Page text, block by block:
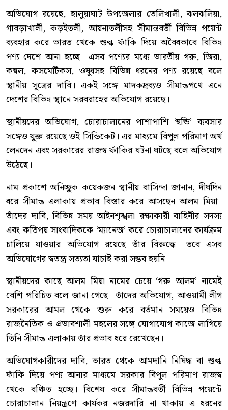
অভিযোগ রয়েছে, হালুয়াঘাট উপজেলার তেলিখালী, ঝলঝলিয়া,
গাবড়াখালী, কড়ইতলী, আয়নাতলীসহ সীমান্তবর্তী বিভিন্ন পয়েন্ট
ব্যবহার করে ভারত থেকে শুল্ক ফাঁকি দিয়ে অবৈধভাবে বিভিন্ন
পণ্য দেশে আনা হচ্ছে। এসব পণ্যের মধ্যে ভারতীয় গরু, জিরা,
কম্বল, কসমেটিকস, ওষুধসহ বিভিন্ন ধরনের পণ্য রয়েছে বলে
স্থানীয় সূত্রের দাবি। একই সঙ্গে মাদকদ্রব্যও সীমান্তপথে এনে
দেশের বিভিন্ন স্থানে সরবরাহের অভিযোগ রয়েছে।
স্থানীয়দের অভিযোগ, চোরাচালানের পাশাপাশি ‘হুন্ডি’ ব্যবসার
সঙ্গেও যুক্ত রয়েছে ওই সিন্ডিকেট। এর মাধ্যমে বিপুল পরিমাণ অর্থ
লেনদেন এবং সরকারের রাজস্ব ফাঁকির ঘটনা ঘটছে বলে অভিযোগ
উঠেছে।
নাম প্রকাশে অনিচ্ছুক কয়েকজন স্থানীয় বাসিন্দা জানান, দীর্ঘদিন
ধরে সীমান্ত এলাকায় প্রভাব বিস্তার করে আসছেন আলম মিয়া।
তাঁদের দাবি, বিভিন্ন সময় আইনশৃঙ্খলা রক্ষাকারী বাহিনীর সদস্য
এবং কতিপয় সাংবাদিককে ‘ম্যানেজ’ করে চোরাচালানের কার্যক্রম
চালিয়ে যাওয়ার অভিযোগ রয়েছে তাঁর বিরুদ্ধে। তবে এসব
অভিযোগের স্বতন্ত্র সত্যতা যাচাই করা সম্ভব হয়নি।
স্থানীয়দের কাছে আলম মিয়া নামের চেয়ে ‘গরু আলম’ নামেই
বেশি পরিচিত বলে জানা গেছে। তাঁদের অভিযোগ, আওয়ামী লীগ
সরকারের আমল থেকে শুরু করে বর্তমান সময়েও বিভিন্ন
রাজনৈতিক ও প্রভাবশালী মহলের সঙ্গে যোগাযোগ কাজে লাগিয়ে
তিনি সীমান্ত এলাকায় তাঁর প্রভাব ধরে রেখেছেন।
অভিযোগকারীদের দাবি, ভারত থেকে আমদানি নিষিদ্ধ বা শুল্ক
ফাঁকি দিয়ে পণ্য আনার মাধ্যমে সরকার বিপুল পরিমাণ রাজস্ব
থেকে বঞ্চিত হচ্ছে। বিশেষ করে সীমান্তবর্তী বিভিন্ন পয়েন্টে
চোরাচালান নিয়ন্ত্রণে কার্যকর নজরদারি না থাকায় এ ধরনের